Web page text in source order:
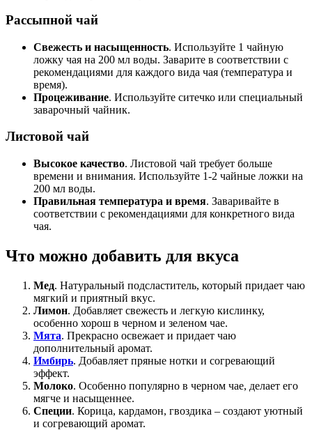
Рассыпной чай
Свежесть и насыщенность. Используйте 1 чайную
ложку чая на 200 мл воды. Заварите в соответствии с
рекомендациями для каждого вида чая (температура и
время).
Процеживание. Используйте ситечко или специальный
заварочный чайник.
Листовой чай
Высокое качество. Листовой чай требует больше
времени и внимания. Используйте 1-2 чайные ложки на
200 мл воды.
Правильная температура и время. Заваривайте в
соответствии с рекомендациями для конкретного вида
чая.
Что можно добавить для вкуса
Мед. Натуральный подсластитель, который придает чаю
мягкий и приятный вкус.
Лимон. Добавляет свежесть и легкую кислинку,
особенно хорош в черном и зеленом чае.
Мята. Прекрасно освежает и придает чаю
дополнительный аромат.
Имбирь. Добавляет пряные нотки и согревающий
эффект.
Молоко. Особенно популярно в черном чае, делает его
мягче и насыщеннее.
Специи. Корица, кардамон, гвоздика – создают уютный
и согревающий аромат.